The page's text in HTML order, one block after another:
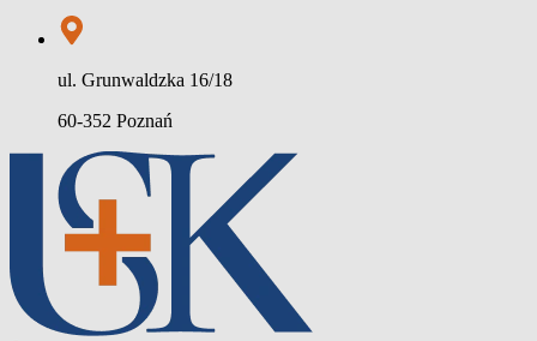
ul. Grunwaldzka 16/18
60-352 Poznań